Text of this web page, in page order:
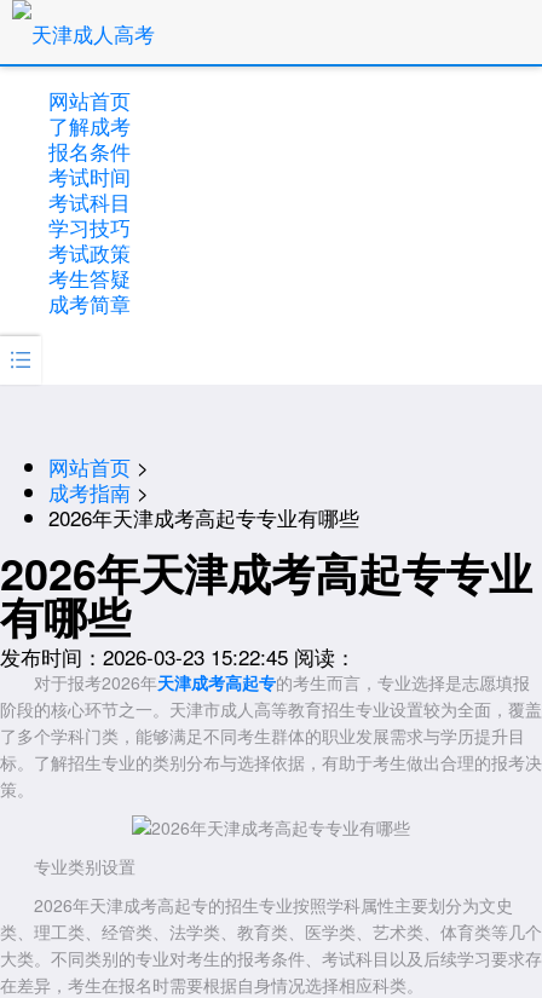
网站首页
了解成考
报名条件
考试时间
考试科目
学习技巧
考试政策
考生答疑
成考简章

网站首页 >
成考指南 >
2026年天津成考高起专专业有哪些
2026年天津成考高起专专业
有哪些
发布时间：2026-03-23 15:22:45 阅读：
对于报考2026年天津成考高起专的考生而言，专业选择是志愿填报
阶段的核心环节之一。天津市成人高等教育招生专业设置较为全面，覆盖
了多个学科门类，能够满足不同考生群体的职业发展需求与学历提升目
标。了解招生专业的类别分布与选择依据，有助于考生做出合理的报考决
策。
专业类别设置
2026年天津成考高起专的招生专业按照学科属性主要划分为文史
类、理工类、经管类、法学类、教育类、医学类、艺术类、体育类等几个
大类。不同类别的专业对考生的报考条件、考试科目以及后续学习要求存
在差异，考生在报名时需要根据自身情况选择相应科类。